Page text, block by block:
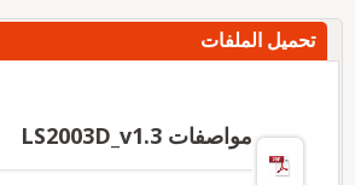
تحميل الملفات
مواصفات LS2003D_v1.3